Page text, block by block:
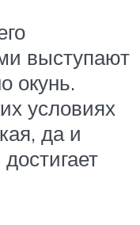
выступают
окунь.
условиях
да и